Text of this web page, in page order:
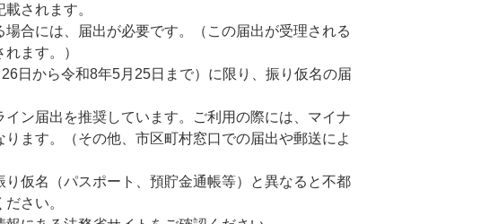
されます。
合には、届出が必要です。（この届出が受理される
ます。）
日から令和8年5月25日まで）に限り、振り仮名の届
ン届出を推奨しています。ご利用の際には、マイナ
ます。（その他、市区町村窓口での届出や郵送によ
仮名（パスポート、預貯金通帳等）と異なると不都
さい。